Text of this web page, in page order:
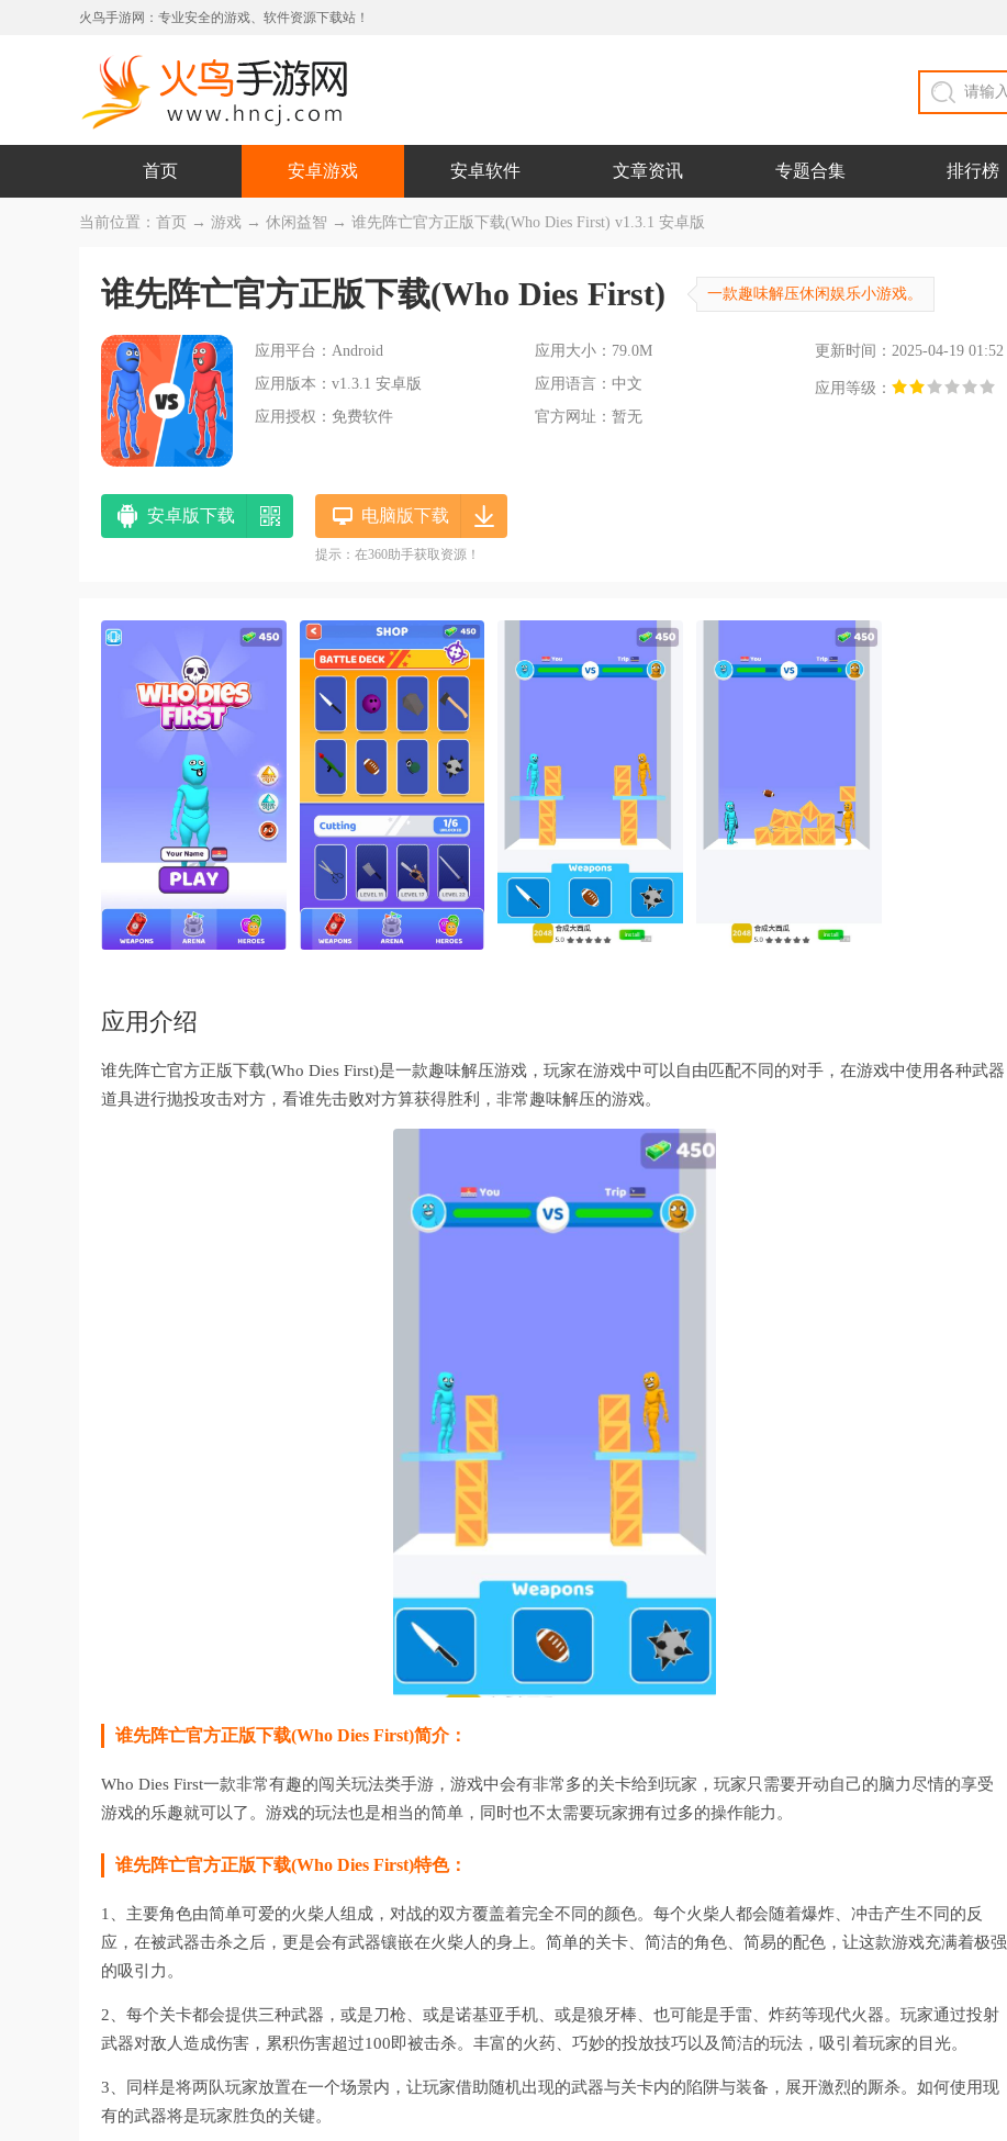
火鸟手游网：专业安全的游戏、软件资源下载站！
首页 安卓游戏 安卓软件 文章资讯 专题合集 排行榜
当前位置： 首页 → 游戏 → 休闲益智 → 谁先阵亡官方正版下载(Who Dies First) v1.3.1 安卓版
谁先阵亡官方正版下载(Who Dies First) 一款趣味解压休闲娱乐小游戏。
应用平台：Android 应用大小：79.0M
更新时间：2025-04-19 01:52
应用版本：v1.3.1 安卓版
应用语言：中文
应用等级：
应用授权：免费软件
官方网址：暂无
安卓版下载 电脑版下载
提示：在360助手获取资源！
应用介绍
谁先阵亡官方正版下载(Who Dies First)是一款趣味解压游戏，玩家在游戏中可以自由匹配不同的对手，在游戏中使用各种武器
道具进行抛投攻击对方，看谁先击败对方算获得胜利，非常趣味解压的游戏。
谁先阵亡官方正版下载(Who Dies First)简介：
Who Dies First一款非常有趣的闯关玩法类手游，游戏中会有非常多的关卡给到玩家，玩家只需要开动自己的脑力尽情的享受
游戏的乐趣就可以了。游戏的玩法也是相当的简单，同时也不太需要玩家拥有过多的操作能力。
谁先阵亡官方正版下载(Who Dies First)特色：
1、主要角色由简单可爱的火柴人组成，对战的双方覆盖着完全不同的颜色。每个火柴人都会随着爆炸、冲击产生不同的反
应，在被武器击杀之后，更是会有武器镶嵌在火柴人的身上。简单的关卡、简洁的角色、简易的配色，让这款游戏充满着极强
的吸引力。
2、每个关卡都会提供三种武器，或是刀枪、或是诺基亚手机、或是狼牙棒、也可能是手雷、炸药等现代火器。玩家通过投射
武器对敌人造成伤害，累积伤害超过100即被击杀。丰富的火药、巧妙的投放技巧以及简洁的玩法，吸引着玩家的目光。
3、同样是将两队玩家放置在一个场景内，让玩家借助随机出现的武器与关卡内的陷阱与装备，展开激烈的厮杀。如何使用现
有的武器将是玩家胜负的关键。